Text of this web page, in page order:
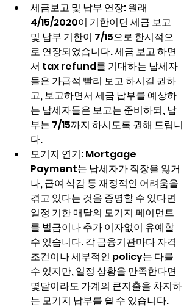
세금보고 및 납부 연장: 원래
4/15/2020이 기한이던 세금 보고
및 납부 기한이 7/15으로 한시적으
로 연장되었습니다. 세금 보고 하면
서 tax refund를 기대하는 납세자
들은 가급적 빨리 보고 하시길 권하
고, 보고하면서 세금 납부를 예상하
는 납세자들은 보고는 준비하되, 납
부는 7/15까지 하시도록 권해 드립니
다.
모기지 연기: Mortgage
Payment는 납세자가 직장을 잃거
나, 급여 삭감 등 재정적인 어려움을
겪고 있다는 것을 증명할 수 있다면
일정 기한 매달의 모기지 페이먼트
를 벌금이나 추가 이자없이 유예할
수 있습니다. 각 금융기관마다 자격
조건이나 세부적인 policy는 다를
수 있지만, 일정 상황을 만족한다면
몇달이라도 가계의 큰지출을 차지하
는 모기지 납부를 쉴 수 있습니다.